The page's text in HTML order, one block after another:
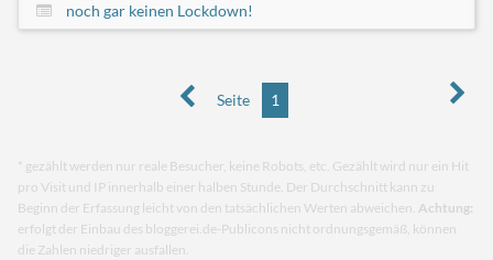
noch gar keinen Lockdown!
Seite 1
* gezählt werden nur reale Besucher, keine Robots, etc. Gezählt wird nur ein Hit
pro Visit und IP innerhalb einer halben Stunde. Der Durchschnitt kann zu
Beginn der Erfassung leicht von den tatsächlichen Werten abweichen. Achtung:
erfolgt der Einbau des bloggerei.de-Publicons nicht ordnungsgemäß, können
die Zahlen niedriger ausfallen.